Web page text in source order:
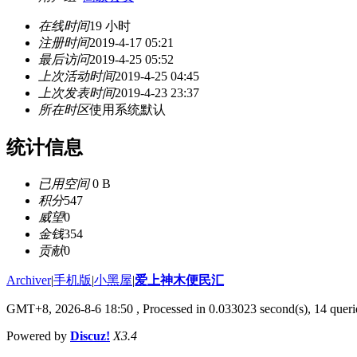
在线时间19 小时
注册时间2019-4-17 05:21
最后访问2019-4-25 05:52
上次活动时间2019-4-25 04:45
上次发表时间2019-4-23 23:37
所在时区使用系统默认
统计信息
已用空间0 B
积分547
威望0
金钱354
贡献0
Archiver|手机版|小黑屋|爱上神木便民汇
GMT+8, 2026-8-6 18:50 , Processed in 0.033023 second(s), 14
Powered by Discuz! X3.4